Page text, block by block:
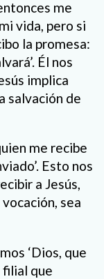
me
vida, pero si
la promesa:
Él nos
implica
salvación de
me recibe
Esto nos
a Jesús,
sea
‘Dios, que
filial que